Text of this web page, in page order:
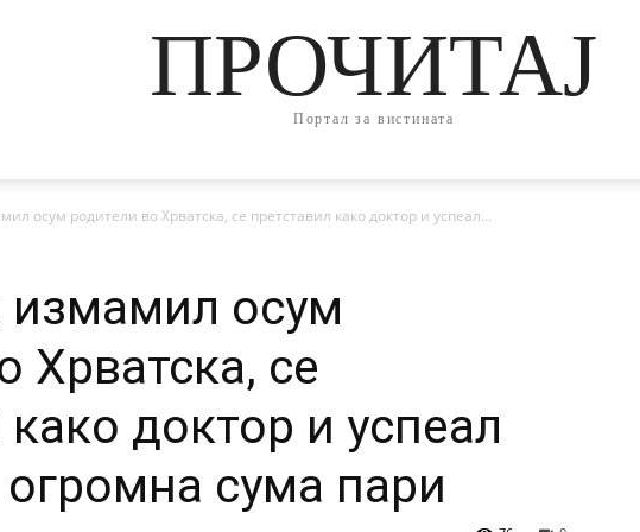
ПРОЧИТАЈ
Портал за вистината
осум родители во Хрватска, се претставил како доктор и успеал...
осум
Хрватска, се
доктор и успеал
сума пари